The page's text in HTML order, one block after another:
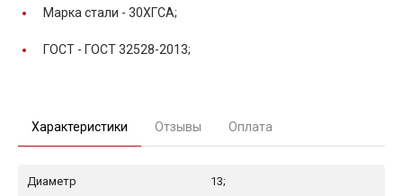
Марка стали - 30ХГСА;
ГОСТ - ГОСТ 32528-2013;
Характеристики Отзывы Оплата
Диаметр 13;